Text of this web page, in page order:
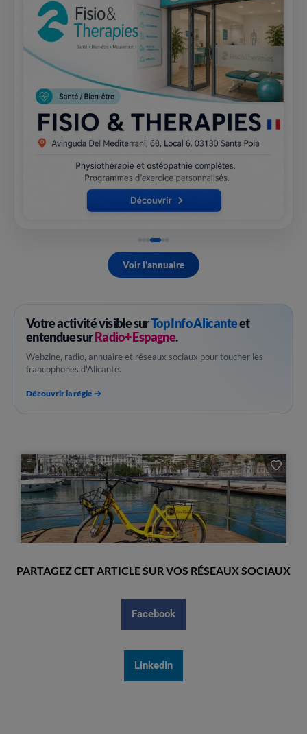
Voir l'annuaire
Votre activité visible surTop Info Alicanteet
entendue surRadio+ Espagne.
Webzine, radio, annuaire et réseaux sociaux pour toucher les
francophones d'Alicante.
Découvrir la régie
PARTAGEZ CET ARTICLE SUR VOS RÉSEAUX SOCIAUX
Facebook
LinkedIn